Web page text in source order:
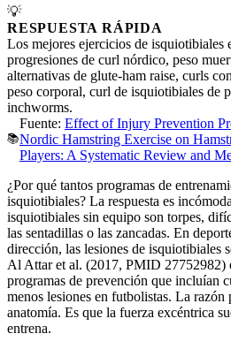
💡
RESPUESTA RÁPIDA
Los mejores ejercicios de isquiotibiales
progresiones de curl nórdico, peso
alternativas de glute-ham raise, curls
peso corporal, curl de isquiotibiales de
inchworms.
📚
Fuente: Effect of Injury Prevention
Nordic Hamstring Exercise on
Players: A Systematic Review and
¿Por qué tantos programas de
isquiotibiales? La respuesta es
isquiotibiales sin equipo son torpes,
las sentadillas o las zancadas. En
dirección, las lesiones de isquiotibiales
Al Attar et al. (2017, PMID 27752982)
programas de prevención que incluían
menos lesiones en futbolistas. La razón
anatomía. Es que la fuerza excéntrica
entrena.